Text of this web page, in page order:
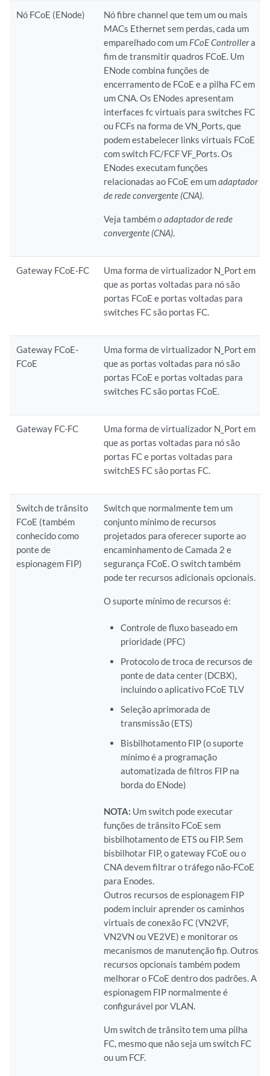
Nó FCoE (ENode)
Nó fibre channel que tem um ou mais
MACs Ethernet sem perdas, cada um
emparelhado com um FCoE Controllera
fim de transmitir quadros FCoE. Um
ENode combina funções de
encerramento de FCoE e a pilha FC em
um CNA. Os ENodes apresentam
interfaces fc virtuais para switches FC
ou FCFs na forma de VN_Ports, que
podem estabelecer links virtuais FCoE
com switch FC/FCF VF_Ports. Os
ENodes executam funções
relacionadas ao FCoE em umadaptador
de rede convergente (CNA).
Veja tambémo adaptador de rede
convergente (CNA).
Gateway FCoE-FC
Uma forma de virtualizador N_Port em
que as portas voltadas para nó são
portas FCoE e portas voltadas para
switches FC são portas FC.
Gateway FCoE-
FCoE
Uma forma de virtualizador N_Port em
que as portas voltadas para nó são
portas FCoE e portas voltadas para
switches FC são portas FCoE.
Gateway FC-FC
Uma forma de virtualizador N_Port em
que as portas voltadas para nó são
portas FC e portas voltadas para
switchES FC são portas FC.
Switch de trânsito
FCoE (também
conhecido como
ponte de
espionagem FIP)
Switch que normalmente tem um
conjunto mínimo de recursos
projetados para oferecer suporte ao
encaminhamento de Camada 2 e
segurança FCoE. O switch também
pode ter recursos adicionais opcionais.
O suporte mínimo de recursos é:
Controle de fluxo baseado em
prioridade (PFC)
Protocolo de troca de recursos de
ponte de data center (DCBX),
incluindo o aplicativo FCoE TLV
Seleção aprimorada de
transmissão (ETS)
Bisbilhotamento FIP (o suporte
mínimo é a programação
automatizada de filtros FIP na
borda do ENode)
NOTA: Um switch pode executar
funções de trânsito FCoE sem
bisbilhotamento de ETS ou FIP. Sem
bisbilhotar FIP, o gateway FCoE ou o
CNA devem filtrar o tráfego não-FCoE
para Enodes.
Outros recursos de espionagem FIP
podem incluir aprender os caminhos
virtuais de conexão FC (VN2VF,
VN2VN ou VE2VE) e monitorar os
mecanismos de manutenção fip. Outros
recursos opcionais também podem
melhorar o FCoE dentro dos padrões. A
espionagem FIP normalmente é
configurável por VLAN.
Um switch de trânsito tem uma pilha
FC, mesmo que não seja um switch FC
ou um FCF.